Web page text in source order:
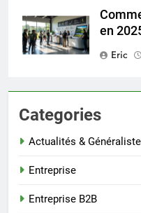
en
Eric
Categories
Actualités & Généraliste
Entreprise
Entreprise B2B